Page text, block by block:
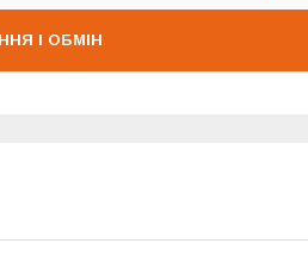
І ОБМІН